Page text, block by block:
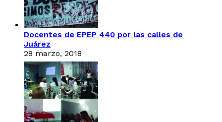
Docentes de EPEP 440 por las calles de
Juárez
28 marzo, 2018